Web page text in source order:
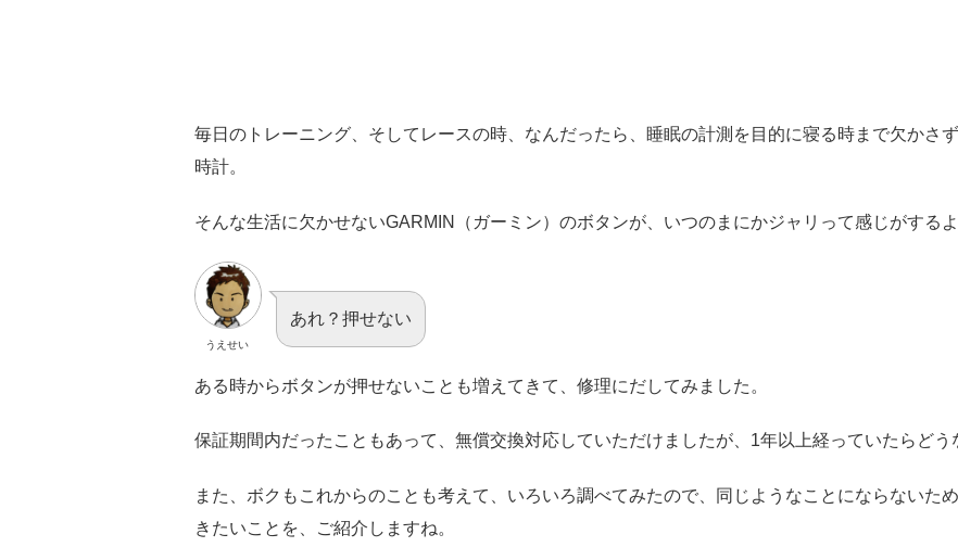
毎日のトレーニング、そしてレースの時、なんだったら、睡眠の計測を目的に寝る時まで欠かさ
時計。
そんな生活に欠かせないGARMIN（ガーミン）のボタンが、いつのまにかジャリって感じがするよ
うえせい
あれ？押せない
ある時からボタンが押せないことも増えてきて、修理にだしてみました。
保証期間内だったこともあって、無償交換対応していただけましたが、1年以上経っていたらどう
また、ボクもこれからのことも考えて、いろいろ調べてみたので、同じようなことにならないた
きたいことを、ご紹介しますね。